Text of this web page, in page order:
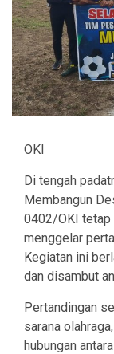
OKI
Di tengah
Membangun
0402/OKI tetap
menggelar
Kegiatan ini
dan disambut
Pertandingan
sarana
hubungan